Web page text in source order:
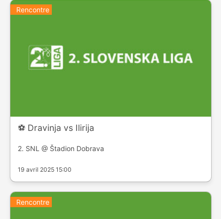
Rencontre
⚽️ Dravinja vs Ilirija
2. SNL @ Štadion Dobrava
19 avril 2025 15:00
Rencontre